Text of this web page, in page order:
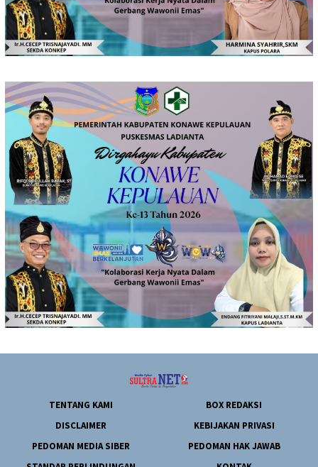
TENTANG KAMI
BOX REDAKSI
DISCLAIMER
KEBIJAKAN PRIVASI
PEDOMAN MEDIA SIBER
PEDOMAN HAK JAWAB